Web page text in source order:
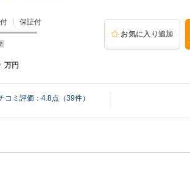
保証付
万円
お気に入り追加
コミ評価： 4.8点（39件）